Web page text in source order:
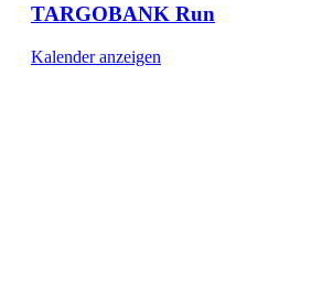
TARGOBANK Run
Kalender anzeigen